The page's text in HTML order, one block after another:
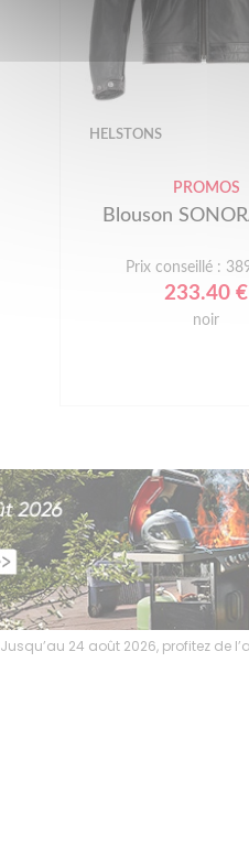
HELSTONS
PROMOS
Blouson
Prix conseillé :
233.40 €
noir
Jusqu’au 24 août 2026, profitez de